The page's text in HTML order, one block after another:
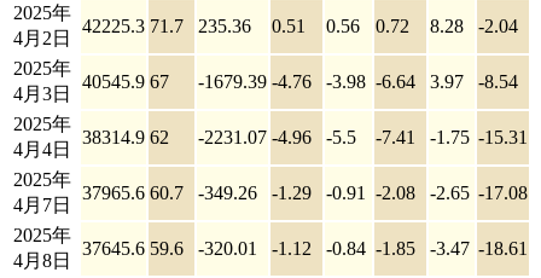
2025年
4月2日
42225.3 71.7 235.36 0.51 0.56 0.72 8.28 -2.04
2025年
4月3日
40545.9 67 -1679.39 -4.76 -3.98 -6.64 3.97 -8.54
2025年
4月4日
38314.9 62 -2231.07 -4.96 -5.5 -7.41 -1.75 -15.31
2025年
4月7日
37965.6 60.7 -349.26 -1.29 -0.91 -2.08 -2.65 -17.08
2025年
4月8日
37645.6 59.6 -320.01 -1.12 -0.84 -1.85 -3.47 -18.61